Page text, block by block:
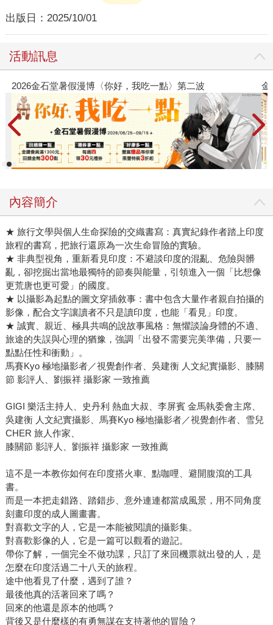
出版日： 2025/10/01
活動訊息
金石堂2026海外優惠：電子書
內容簡介
★ 旅行文學與個人生命探險的交織書寫：真實紀錄作者踏上印度
旅程的書寫，把旅行還原為一次生命冒險的實驗。
★ 非典型視角，重新看見印度：不避談印度的混亂、危險與髒
亂，卻挖掘出當地最獨特的節奏與能量，引領進入一個「比想像
更荒唐也更可愛」的國度。
★ 以攝影為起點的圖文穿插敘事：書中包含大量作者親自拍攝的
影像，配合文字讓讀者不只是讀印度，也能「看見」印度。
★ 誠實、親近、極具共鳴的說故事風格：無懼談論身體的不適、
旅途的失誤與心理的猶豫，強調「出發不需要完美準備，只要一
點點任性和衝動」。
馬賽Kyo 極地攝影者／視覺創作者、吳建衡 人文紀實攝影、膝關
節 影評人、劉振祥 攝影家 一致推薦
GIGI 樂活主持人、史丹利 熱血大叔、李屏賓 金馬執委會主席、
吳建衡 人文紀實攝影、馬賽Kyo 極地攝影者／視覺創作者、雪兒
CHER 旅人作家、
膝關節 影評人、劉振祥 攝影家 一致推薦
這不是一本教你如何在印度搭火車、點咖哩、避開腹瀉的工具
書。
而是一本把走錯路、踏錯步、意外連連都當成風景，用不同角度
刻畫印度的成人圖畫書。
對喜歡文字的人，它是一本能被閱讀的攝影集。
對喜歡影像的人，它是一篇可以觀看的遊記。
帶你了解，一個完全不做功課，只訂了來回機票就出發的人，是
怎麼在印度活過二十八天的旅程。
途中他看見了什麼，遇到了誰？
最後他真的活著回來了嗎？
回來的他還是原本的他嗎？
背後又是什麼樣的有勇無謀在支持著他的冒險？